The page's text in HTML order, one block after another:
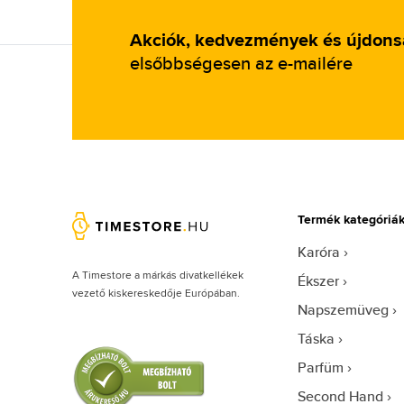
Helly Hansen (3)
Hugo Boss (1352)
Invicta (1993)
Jacques Lemans (132)
Joules (2)
Junkers (4)
Just Cavalli (49)
Akciók, kedvezmények és
elsőbbségesen az e-mailére
A Timestore a márkás divatkellékek
vezető kiskereskedője Európában.
Termék kategóriák
Karóra
Ékszer
Napszemüveg
Táska
Parfüm
Second Hand